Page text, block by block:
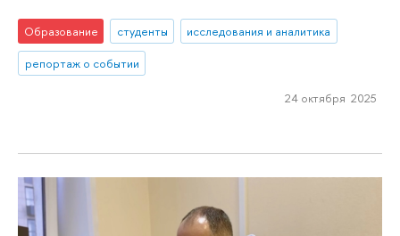
Образование студенты
исследования и аналитика
репортаж о событии
24 октября 2025